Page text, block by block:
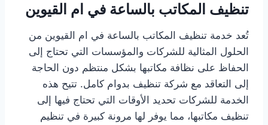
تنظيف المكاتب بالساعة في ام القيوين
تُعد خدمة تنظيف المكاتب بالساعة في ام القيوين من
الحلول المثالية للشركات والمؤسسات التي تحتاج إلى
الحفاظ على نظافة مكاتبها بشكل منتظم دون الحاجة
إلى التعاقد مع شركة تنظيف بدوام كامل. تتيح هذه
الخدمة للشركات تحديد الأوقات التي تحتاج فيها إلى
تنظيف مكاتبها، مما يوفر لها مرونة كبيرة في تنظيم